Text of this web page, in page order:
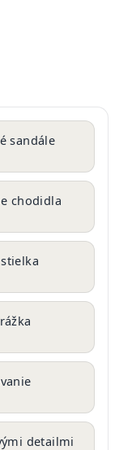
sandále
chodidla
detailmi